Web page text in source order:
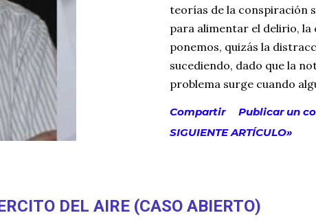
teorías de la conspiración
para alimentar el delirio, la
ponemos, quizás la
sucediendo, dado que la
problema surge cuando
conspiranoicas, que al final
los bolsillos. Claro que,
alimentar cualquier teoría,
público; y esa es la parte
Compartir
Publicar un
SIGUIENTE ARTÍCULO»
DEL AIRE (CASO ABIERTO)